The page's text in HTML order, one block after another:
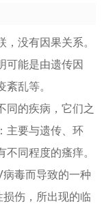
没有因果关系。
可能是由遗传因
乱等。
同的疾病，它们之
主要与遗传、环
同程度的瘙痒。
毒而导致的一种
伤，所出现的临